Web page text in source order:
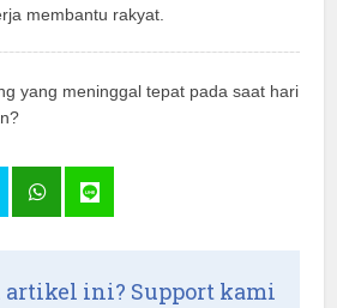
membantu rakyat.
yang meninggal tepat pada saat hari
artikel ini? Support kami